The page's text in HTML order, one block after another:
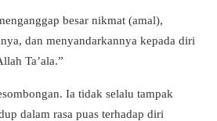
besar nikmat (amal),
dan menyandarkannya kepada diri
Ta’ala.”
Ia tidak selalu tampak
dalam rasa puas terhadap diri